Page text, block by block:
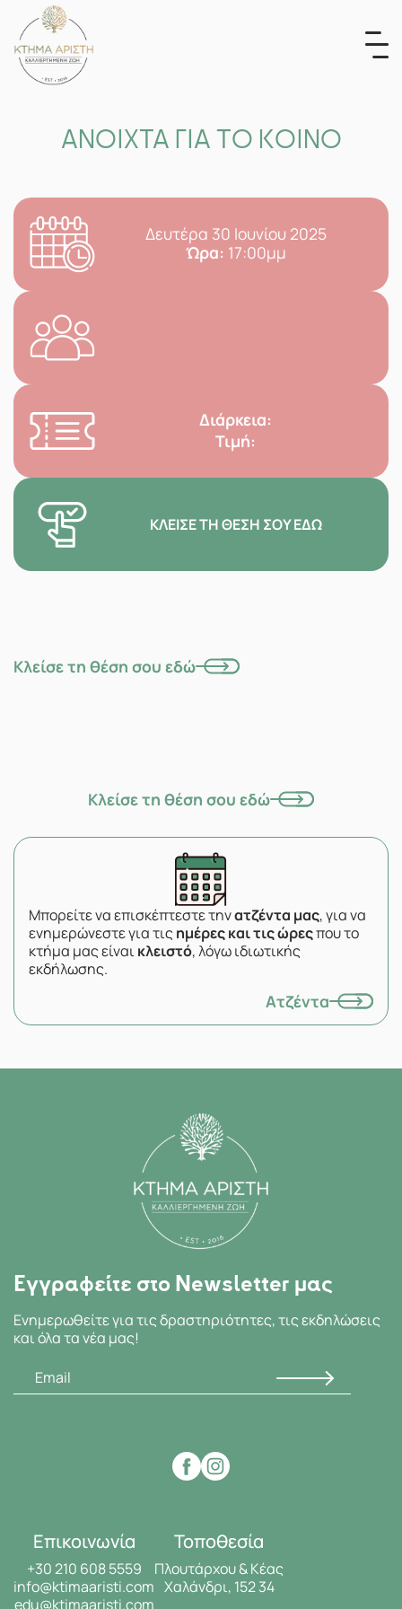
content
ΑΝΟΙΧΤΑ ΓΙΑ ΤΟ ΚΟΙΝΟ
Δευτέρα 30 Ιουνίου 2025
Ώρα: 17:00μμ
Διάρκεια:
Τιμή:
ΚΛΕΊΣΕ ΤΗ ΘΈΣΗ ΣΟΥ ΕΔΏ
Κλείσε τη θέση σου εδώ
Κλείσε τη θέση σου εδώ
Μπορείτε να επισκέπτεστε τηνατζέντα μας, για να
ενημερώνεστε για τιςημέρες και τις ώρεςπου το
κτήμα μας είναικλειστό, λόγω ιδιωτικής
εκδήλωσης.
Ατζέντα
Εγγραφείτε στο Newsletter μας
Ενημερωθείτε για τις δραστηριότητες, τις εκδηλώσεις
και όλα τα νέα μας!
Επικοινωνία
+30 210 608 5559
info@ktimaaristi.com
edu@ktimaaristi.com
Τοποθεσία
Πλουτάρχου & Κέας
Χαλάνδρι, 152 34